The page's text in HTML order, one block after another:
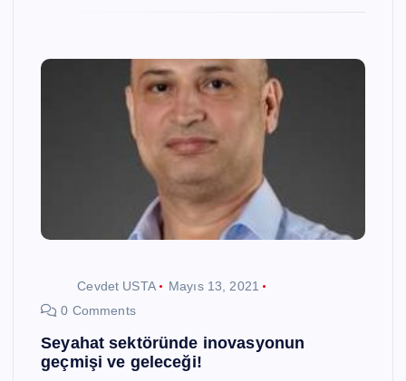
Cevdet USTA
Mayıs 13, 2021
0 Comments
Seyahat sektöründe inovasyonun
geçmişi ve geleceği!